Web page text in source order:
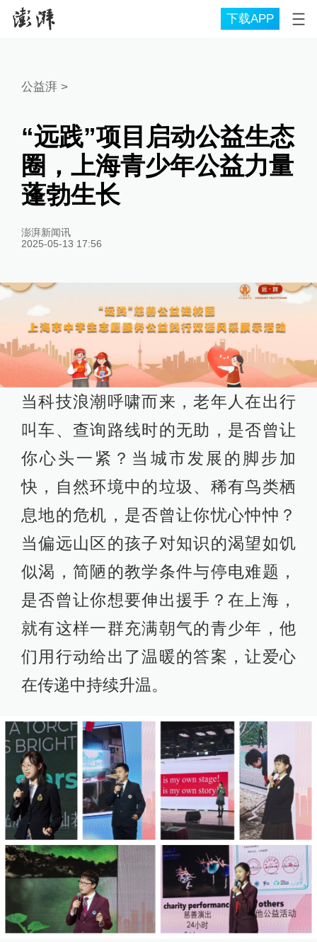
下载APP
公益湃 >
“远践”项目启动公益生态
圈，上海青少年公益力量
蓬勃生长
澎湃新闻讯
2025-05-13 17:56
当科技浪潮呼啸而来，老年人在出行
叫车、查询路线时的无助，是否曾让
你心头一紧？当城市发展的脚步加
快，自然环境中的垃圾、稀有鸟类栖
息地的危机，是否曾让你忧心忡忡？
当偏远山区的孩子对知识的渴望如饥
似渴，简陋的教学条件与停电难题，
是否曾让你想要伸出援手？在上海，
就有这样一群充满朝气的青少年，他
们用行动给出了温暖的答案，让爱心
在传递中持续升温。